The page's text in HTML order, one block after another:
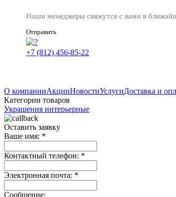
Наши менеджеры свяжутся с вами в
Отправить
+7 (812) 456-85-22
О компанииАкцииНовостиУслугиДоставка и
Категории товаров
Украшения интерьерные
Оставить заявку
Ваше имя: *
Контактный телефон: *
Электронная почта: *
Сообщение: